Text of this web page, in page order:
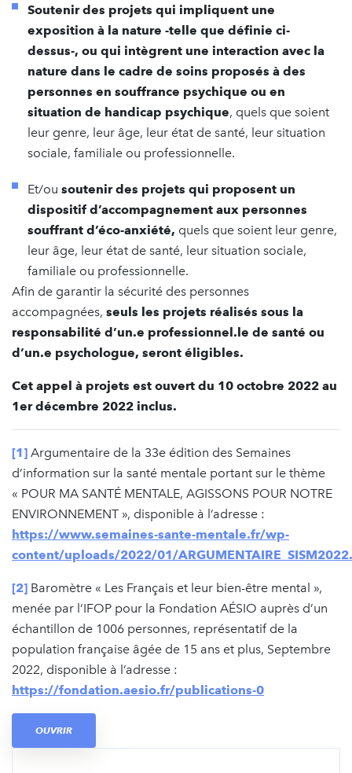
Soutenir des projets qui impliquent une
exposition à la nature -telle que définie ci-
dessus-, ou qui intègrent une interaction avec la
nature dans le cadre de soins proposés à des
personnes en souffrance psychique ou en
situation de handicap psychique, quels que soient
leur genre, leur âge, leur état de santé, leur situation
sociale, familiale ou professionnelle.
Et/ou soutenir des projets qui proposent un
dispositif d’accompagnement aux personnes
souffrant d’éco-anxiété, quels que soient leur genre,
leur âge, leur état de santé, leur situation sociale,
familiale ou professionnelle.
Afin de garantir la sécurité des personnes
accompagnées, seuls les projets réalisés sous la
responsabilité d’un.e professionnel.le de santé ou
d’un.e psychologue, seront éligibles.
Cet appel à projets est ouvert du 10 octobre 2022 au
1er décembre 2022 inclus.
[1] Argumentaire de la 33e édition des Semaines
d’information sur la santé mentale portant sur le thème
« POUR MA SANTÉ MENTALE, AGISSONS POUR NOTRE
ENVIRONNEMENT », disponible à l’adresse :
https://www.semaines-sante-mentale.fr/wp-
content/uploads/2022/01/
[2] Baromètre « Les Français et leur bien-être mental »,
menée par l’IFOP pour la Fondation AÉSIO auprès d’un
échantillon de 1006 personnes, représentatif de la
population française âgée de 15 ans et plus, Septembre
2022, disponible à l’adresse :
https://fondation.aesio.fr/publications-0
OUVRIR